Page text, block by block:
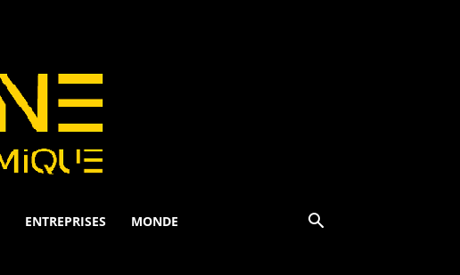
ENTREPRISES MONDE